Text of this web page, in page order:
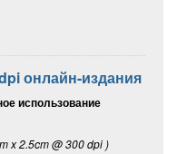
онлайн-издания
использование
x 2.5cm @ 300 dpi )